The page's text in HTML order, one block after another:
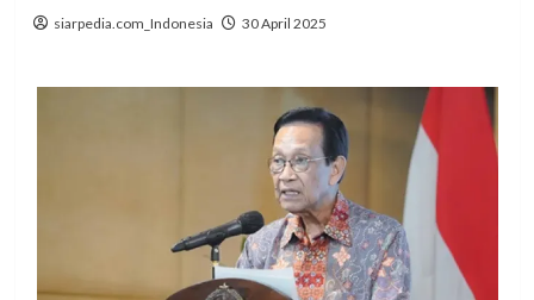
siarpedia.com_Indonesia 30 April 2025